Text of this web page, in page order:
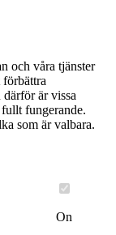
och våra tjänster
förbättra
är vissa
fungerande.
som är valbara.
On